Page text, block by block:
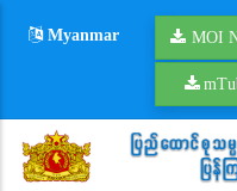
Myanmar MOI